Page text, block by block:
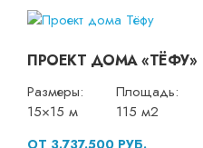
ПРОЕКТ ДОМА «ТЁФУ»
Размеры:
15×15 м
Площадь:
115 м2
ОТ 3.737.500 РУБ.